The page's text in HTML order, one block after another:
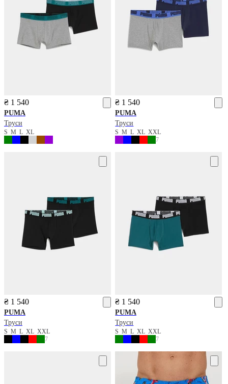
₴ 1 540
PUMA
Труси
S M L XL
₴ 1 540
PUMA
Труси
SMLXLXXL
7
₴ 1 540
PUMA
Труси
S M L XL XXL
7
₴ 1 540
PUMA
Труси
SMLXLXXL
7